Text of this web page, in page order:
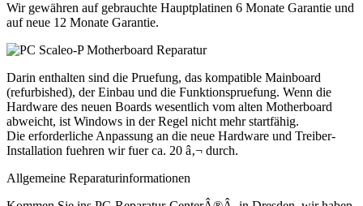
Wir gewähren auf gebrauchte Hauptplatinen 6 Monate Garantie und
auf neue 12 Monate Garantie.
Darin enthalten sind die Pruefung, das kompatible Mainboard
(refurbished), der Einbau und die Funktionspruefung. Wenn die
Hardware des neuen Boards wesentlich vom alten Motherboard
abweicht, ist Windows in der Regel nicht mehr startfähig.
Die erforderliche Anpassung an die neue Hardware und Treiber-
Installation fuehren wir fuer ca. 20 â‚¬ durch.
Allgemeine Reparaturinformationen